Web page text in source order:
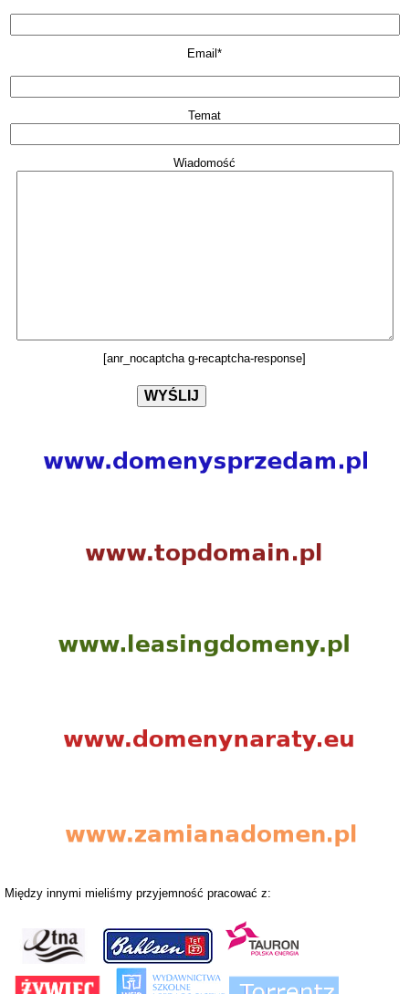
Email*
Temat
Wiadomość
[anr_nocaptcha g-recaptcha-response]
Między innymi mieliśmy przyjemność pracować z: